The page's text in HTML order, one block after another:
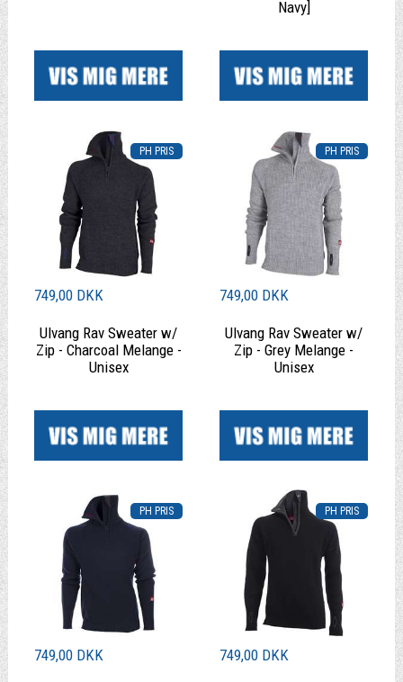
Navy]
749,00 DKK
Ulvang Rav Sweater w/
Zip - Charcoal Melange -
Unisex
749,00 DKK
Ulvang Rav Sweater w/
Zip - Grey Melange -
Unisex
749,00 DKK 749,00 DKK